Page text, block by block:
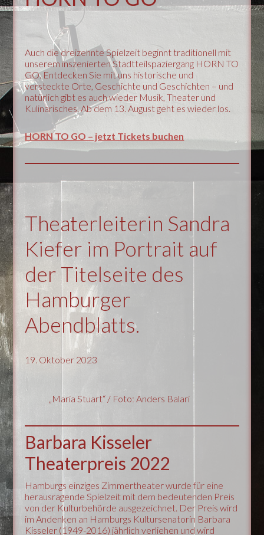
Auch die dreizehnte Spielzeit beginnt traditionell mit
unserem inszenierten Stadtteilspaziergang HORN TO
GO. Entdecken Sie mit uns historische und
versteckte Orte, Geschichte und Geschichten – und
natürlich gibt es auch wieder Musik, Theater und
Kulinarisches. Ab dem 13. August geht es wieder los.
HORN TO GO – jetzt Tickets buchen
Theaterleiterin Sandra
Kiefer im Portrait auf
der Titelseite des
Hamburger
Abendblatts.
19. Oktober 2023
„Maria Stuart“ / Foto: Anders Balari
Barbara Kisseler
Theaterpreis 2022
Hamburgs einziges Zimmertheater wurde für eine
herausragende Spielzeit mit dem bedeutenden Preis
von der Kulturbehörde ausgezeichnet. Der Preis wird
im Andenken an Hamburgs Kultursenatorin Barbara
Kisseler (1949-2016) jährlich verliehen und wird